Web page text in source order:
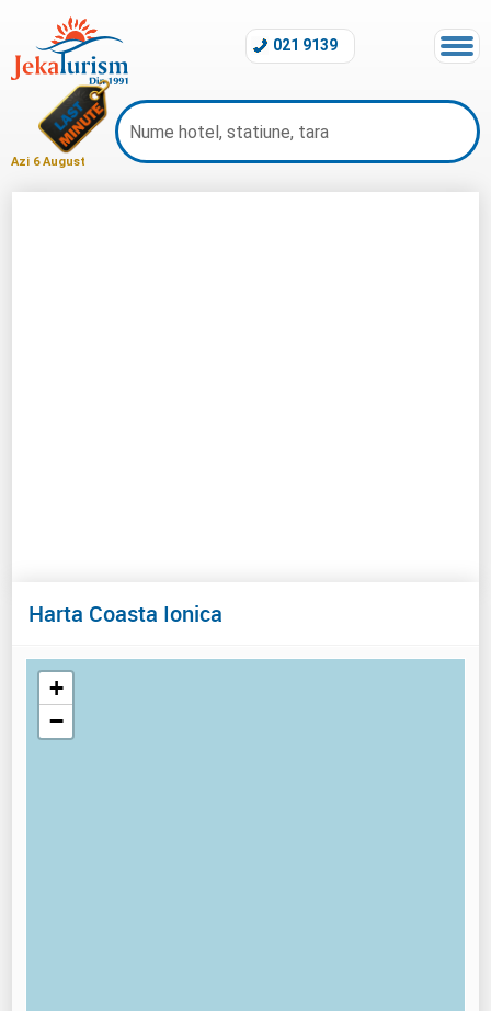
Azi 6 August
021 9139
Harta Coasta Ionica
+
−